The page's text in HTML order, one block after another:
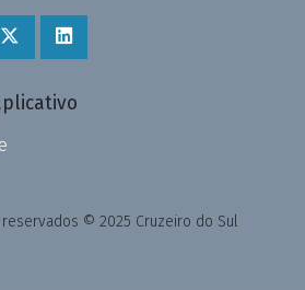
© 2025 Cruzeiro do Sul